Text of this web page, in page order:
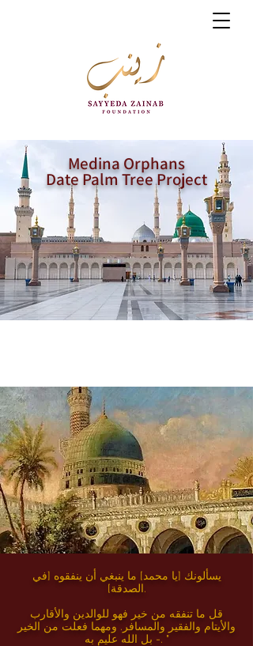
Medina Orphans
Date Palm Tree Project
يسألونك [يا محمد] ما ينبغي أن ينفقوه [في
الصدقة].
قل ما تنفقه من خير فهو للوالدين والأقارب
والأيتام والفقير والمسافر. ومهما فعلت من الخير
- بل الله عليم به. "